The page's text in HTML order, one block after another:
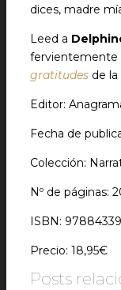
dices, madre
Leed a
fervientemente
gratitudes de
Editor:
Fecha de
Colección:
Nº de páginas:
ISBN:
Precio: 18,95€
Posts